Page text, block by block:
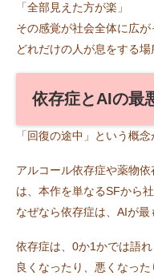
「全部見えた方が楽」
その感覚が社会全体に広が
どれだけの人が息をする場
依存症とAIの最
「回復の途中」という概
アルコール依存症や薬物
は、本作を単なるSFから
なぜなら依存症は、AIが最
依存症は、0か1かでは語れ
良くなったり、悪くなった